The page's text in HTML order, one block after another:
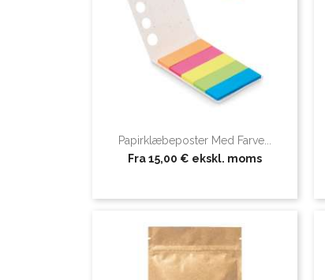
Papirklæbeposter Med Farve...
Fra15,00 € ekskl. moms